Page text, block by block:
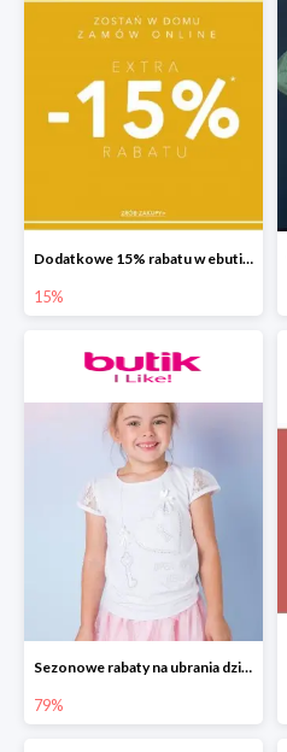
Dodatkowe 15% rabatu w ebutik.pl
15%
Sezonowe rabaty na ubrania dziewczęce w ebutik.pl do -79%
79%